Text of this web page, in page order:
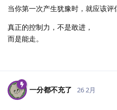
当你第一次产生犹豫时，就应该评
真正的控制力，不是敢进，
而是能走。
一分都不充了 26 2月